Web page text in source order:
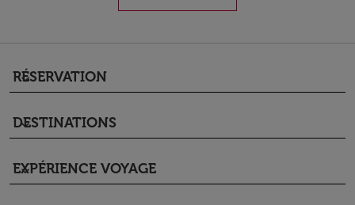
RÉSERVATION
keyboard_arrow_down
DESTINATIONS
keyboard_arrow_down
EXPÉRIENCE VOYAGE
keyboard_arrow_down